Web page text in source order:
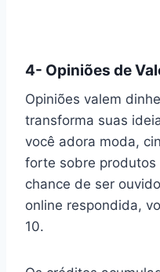
4- Opiniões de
Opiniões valem
transforma suas
você adora moda,
forte sobre
chance de ser
online respondida,
10.